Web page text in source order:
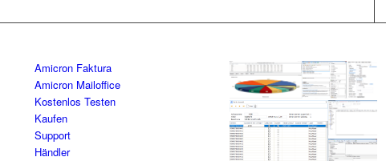
Amicron Faktura
Amicron Mailoffice
Kostenlos Testen
Kaufen
Support
Händler